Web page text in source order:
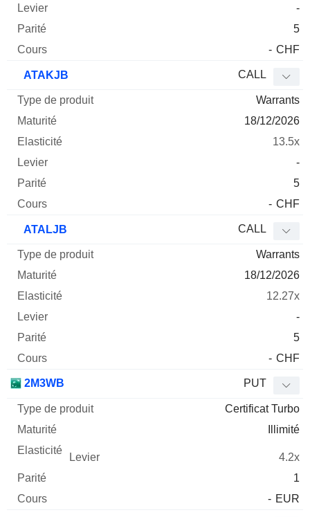
-
5
- CHF
ATAKJB CALL
Warrants
18/12/2026
13.5x
-
5
- CHF
ATALJB CALL
Warrants
18/12/2026
12.27x
-
5
- CHF
2M3WB PUT
Certificat Turbo
Illimité
4.2x
1
- EUR